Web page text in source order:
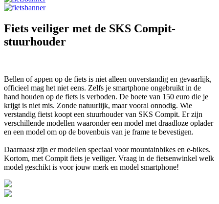
Fiets veiliger met de SKS Compit-
stuurhouder
Bellen of appen op de fiets is niet alleen onverstandig en gevaarlijk,
officieel mag het niet eens. Zelfs je smartphone ongebruikt in de
hand houden op de fiets is verboden. De boete van 150 euro die je
krijgt is niet mis. Zonde natuurlijk, maar vooral onnodig. Wie
verstandig fietst koopt een stuurhouder van SKS Compit. Er zijn
verschillende modellen waaronder een model met draadloze oplader
en een model om op de bovenbuis van je frame te bevestigen.
Daarnaast zijn er modellen speciaal voor mountainbikes en e-bikes.
Kortom, met Compit fiets je veiliger. Vraag in de fietsenwinkel welk
model geschikt is voor jouw merk en model smartphone!